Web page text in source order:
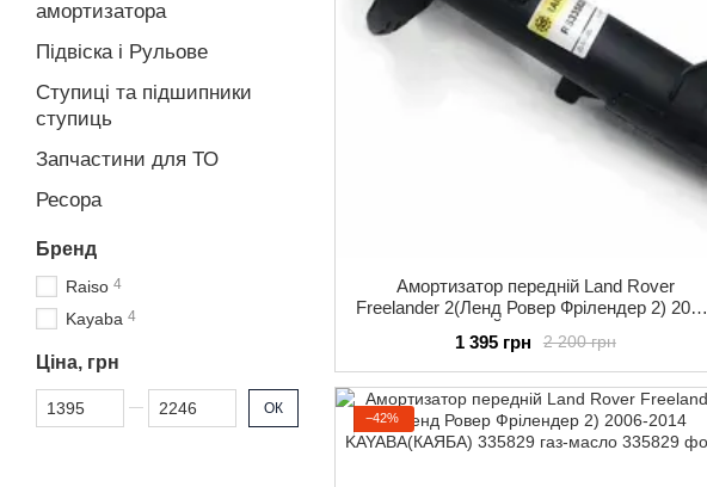
Амортизатор передній Land Rover
Freelander 2(Ленд Ровер Фрілендер 2) 2006-
2 200 грн
1 395 грн
−42%
амортизатора
Підвіска і Рульове
Ступиці та підшипники
ступиць
Запчастини для ТО
Ресора
Бренд
Raiso 4
Kayaba 4
Ціна, грн
Від Ціна, грн
До Ціна, грн ОК